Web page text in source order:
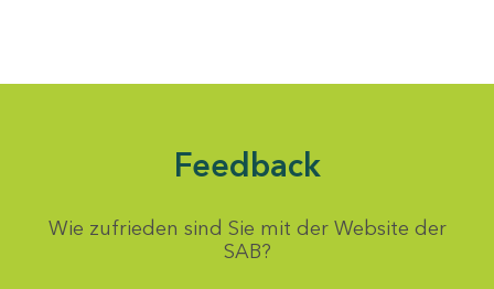
Feedback
Wie zufrieden sind Sie mit der Website der
SAB?